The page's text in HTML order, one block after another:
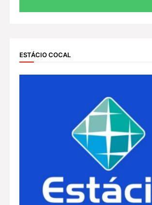
ESTÁCIO COCAL